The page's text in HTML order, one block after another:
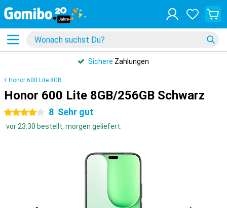
Sichere Zahlungen
Honor 600 Lite 8GB
Honor 600 Lite 8GB/256GB Schwarz
4 Sterne 8 Sehr gut
vor 23:30 bestellt, morgen geliefert.